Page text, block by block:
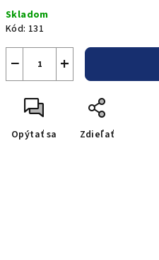
cena:
Skladom
Kód: 131
+
−
Opýtať sa Zdieľať